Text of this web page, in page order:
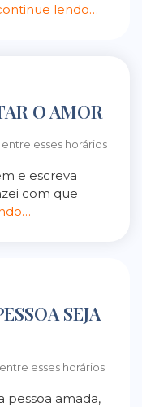
lendo…
O AMOR
entre esses horários
e escreva
com que
SEJA
esses horários
pessoa amada,